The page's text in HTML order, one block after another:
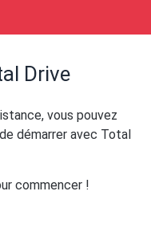
Drive
vous pouvez
démarrer avec Total
commencer !